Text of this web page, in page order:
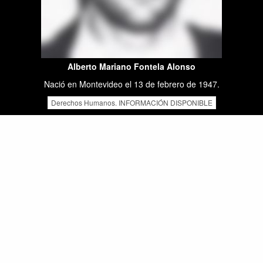
Alberto Mariano Fontela Alonso
Nació en Montevideo el 13 de febrero de 1947.
Derechos Humanos. INFORMACIÓN DISPONIBLE